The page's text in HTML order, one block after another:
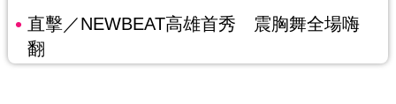
直擊／NEWBEAT高雄首秀 震胸舞全場嗨
翻